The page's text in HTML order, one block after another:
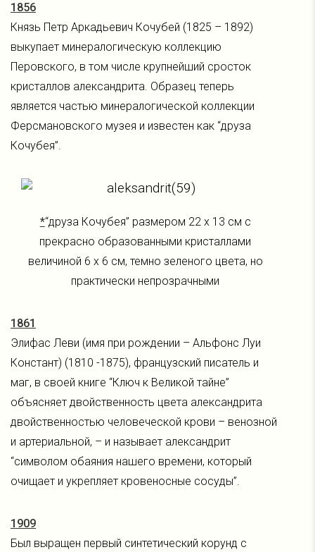
1856
Князь Петр Аркадьевич Кочубей (1825 – 1892)
выкупает минералогическую коллекцию
Перовского, в том числе крупнейший сросток
кристаллов александрита. Образец теперь
является частью минералогической коллекции
Ферсмановского музея и известен как “друза
Кочубея”.
*“друза Кочубея” размером 22 x 13 см с
прекрасно образованными кристаллами
величиной 6 x 6 см, темно зеленого цвета, но
практически непрозрачными
1861
Элифас Леви (имя при рождении – Альфонс Луи
Констант) (1810 -1875), французский писатель и
маг, в своей книге “Ключ к Великой тайне”
объясняет двойственность цвета александрита
двойственностью человеческой крови – венозной
и артериальной, – и называет александрит
“символом обаяния нашего времени, который
очищает и укрепляет кровеносные сосуды”.
1909
Был выращен первый синтетический корунд с